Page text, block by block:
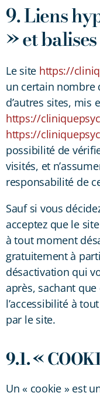
9. Liens
» et
Le site https://
un certain nombre
d’autres sites, mis
https://
https://
possibilité de
visités, et
responsabilité de
Sauf si vous
acceptez que le
à tout moment
gratuitement à
désactivation qui
après, sachant
l’accessibilité à
par le site.
9.1. «
Un « cookie » est